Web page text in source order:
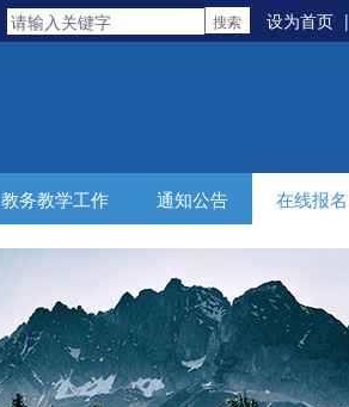
设为首页 |
教务教学工作 通知公告 在线报名